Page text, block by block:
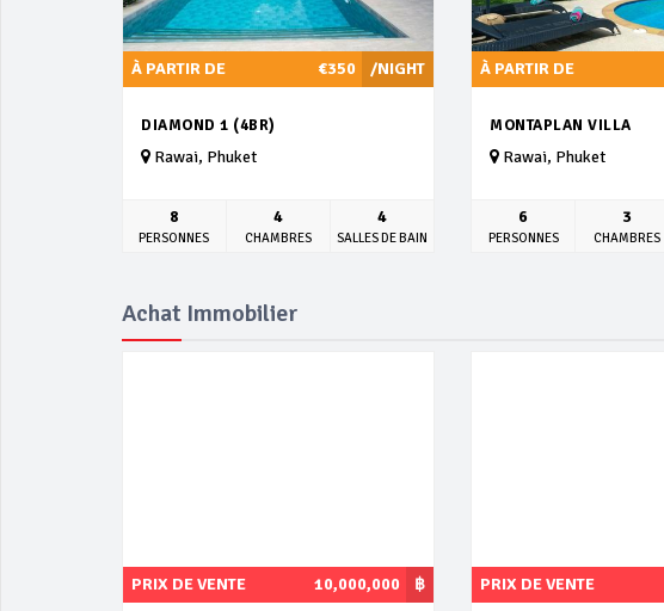
/NIGHT
À PARTIR DE €350
DIAMOND 1 (4BR)
Rawai, Phuket
8
PERSONNES
4
CHAMBRES
4
SALLES DE BAIN
À PARTIR DE
MONTAPLAN VILLA
Rawai, Phuket
6
PERSONNES
3
CHAMBRES
Achat Immobilier
฿
PRIX DE VENTE 10,000,000 PRIX DE VENTE